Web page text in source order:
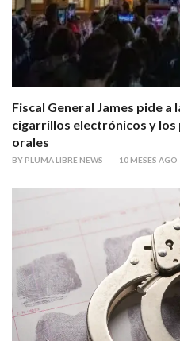
Fiscal General James pide a
cigarrillos electrónicos y
orales
BY PLUMA LIBRE NEWS 10 MESES AGO